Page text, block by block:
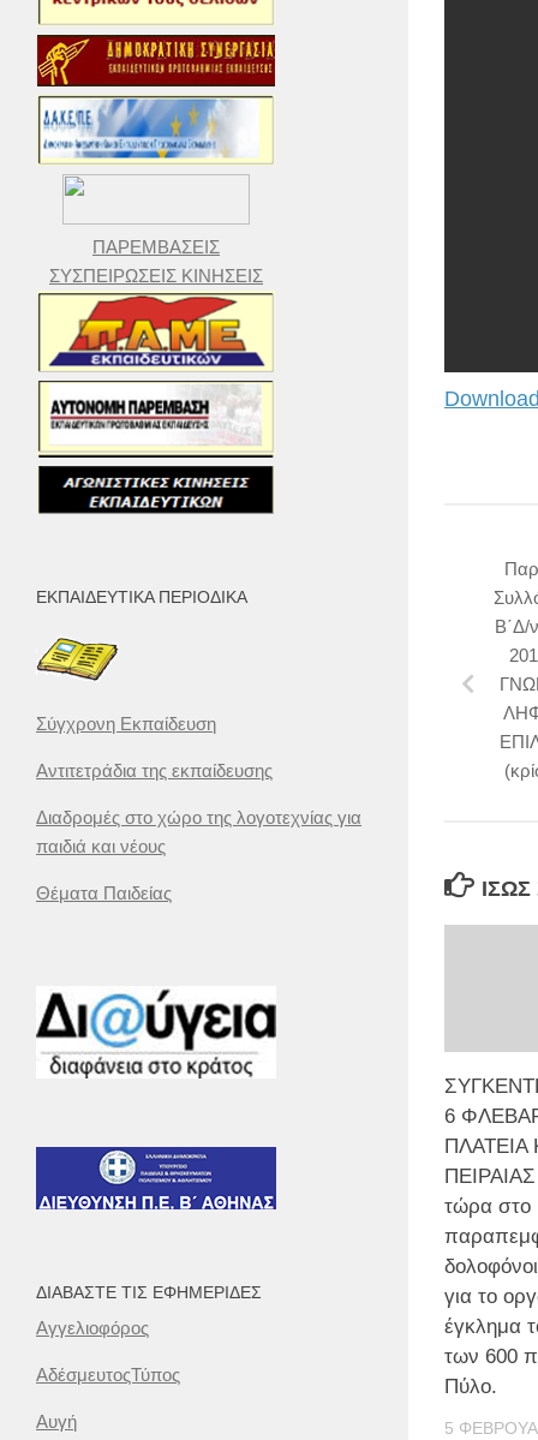
Β΄Δ/
6
ΠΕΙΡΑΙΑΣ
τώρα στο
για το
έγκλημα
των 600
Πύλο.
5
ΠΑΡΕΜΒΑΣΕΙΣ
ΣΥΣΠΕΙΡΩΣΕΙΣ ΚΙΝΗΣΕΙΣ
ΕΚΠΑΙΔΕΥΤΙΚΆ ΠΕΡΙΟΔΙΚΆ
Σύγχρονη Εκπαίδευση
Αντιτετράδια της εκπαίδευσης
Διαδρομές στο χώρο της λογοτεχνίας για
παιδιά και νέους
Θέματα Παιδείας
ΔΙΑΒΆΣΤΕ ΤΙΣ ΕΦΗΜΕΡΊΔΕΣ
Αγγελιοφόρος
ΑδέσμευτοςΤύπος
Αυγή